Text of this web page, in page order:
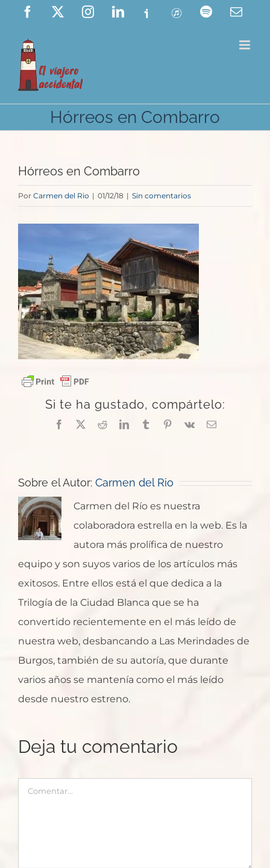
Saltar
contenido
Facebook InstagramLinkedIn
Ivoox ITunes Spotify
Hórreos en Combarro
Hórreos en Combarro
Por Carmen del Rio | 01/12/18 | Sin comentarios
Si te ha gustado, compártelo:
Facebook
X RedditLinkedInTumblrPinterest
Vk
Correo
Sobre el Autor: Carmen del Rio
Carmen del Río es nuestra
colaboradora estrella en la web. Es la
autora más prolífica de nuestro
equipo y son suyos varios de los artículos más
exitosos. Entre ellos está el que dedica a la
Trilogía de la Ciudad Blanca que se ha
convertido recientemente en el más leído de
nuestra web, desbancando a Las Merindades de
Burgos, también de su autoría, que durante
varios años se mantenía como el más leído
desde nuestro estreno.
Deja tu comentario
Comentar